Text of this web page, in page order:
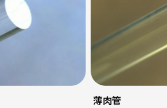
肉厚管１